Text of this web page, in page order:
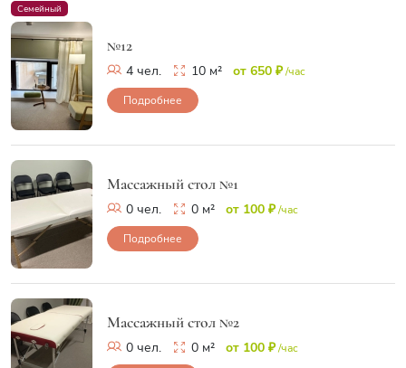
Семейный
№12
4 чел. 10 м² от 650 ₽/час
Подробнее
Массажный стол №1
0 чел. 0 м² от 100 ₽/час
Подробнее
Массажный стол №2
0 чел. 0 м² от 100 ₽/час